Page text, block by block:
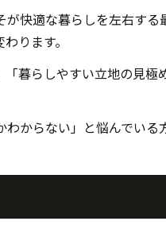
快適な暮らしを左右す
ります。
暮らしやすい立地の見
からない」と悩んでい